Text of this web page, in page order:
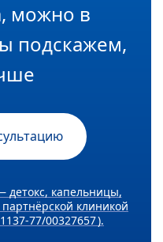
можно в
подскажем,
капельницы,
клиникой
77/00327657 ).